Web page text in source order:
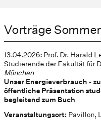
Vorträge
13.04.2026: Prof. Dr. Harald
Studierende der Fakultät für
München
Unser Energieverbrauch -
öffentliche Präsentation
begleitend zum Buch
Veranstaltungsort: Pavillon,